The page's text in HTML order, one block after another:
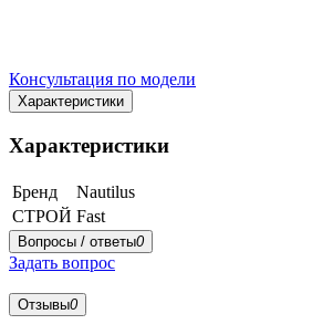
Консультация по модели
Характеристики
Характеристики
Бренд
Nautilus
СТРОЙ Fast
Вопросы / ответы0
Задать вопрос
Отзывы0